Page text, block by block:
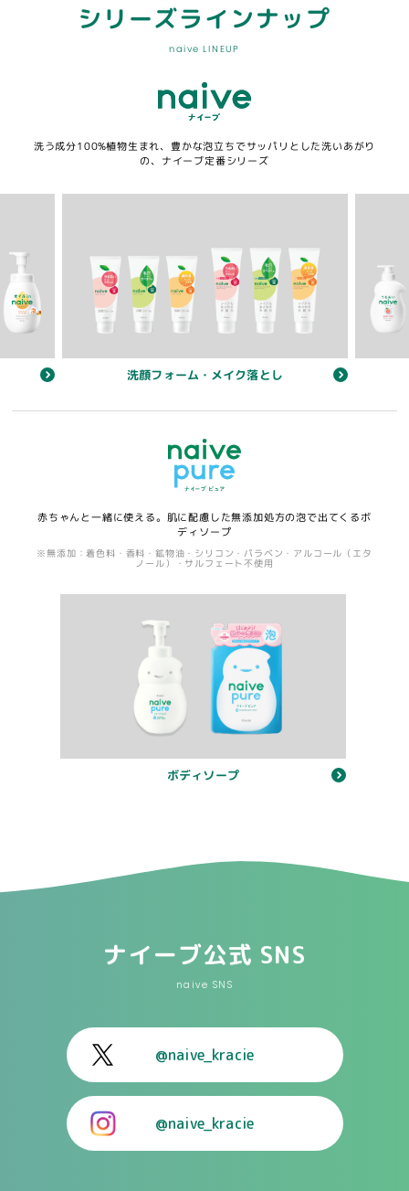
シリーズラインナップ
naive LINEUP
洗う成分100%植物生まれ、豊かな泡立ちでサッパリとした洗いあがり
の、ナイーブ定番シリーズ
洗顔フォーム・メイク落とし
赤ちゃんと一緒に使える。肌に配慮した無添加処方の泡で出てくるボ
ディソープ
※無添加：着色料・香料・鉱物油・シリコン・パラベン・アルコール（エタ
ノール）・サルフェート不使用
ボディソープ
ナイーブ公式 SNS
naive SNS
@naive_kracie
@naive_kracie